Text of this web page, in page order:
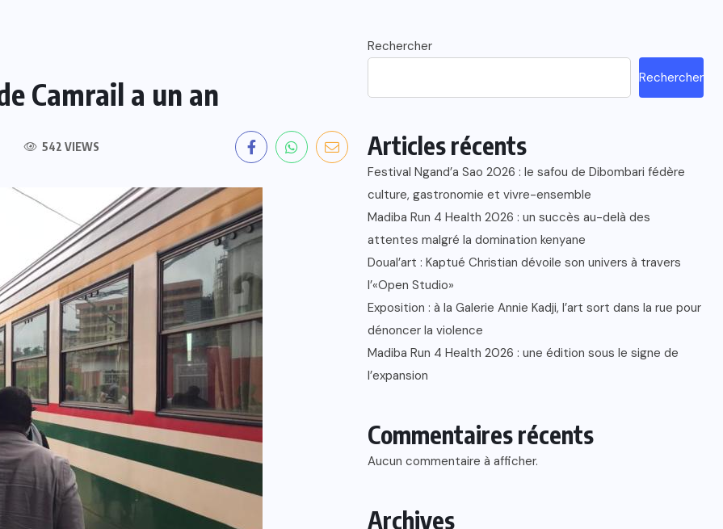
Camrail a un an
542 VIEWS
Rechercher
Rechercher
Articles récents
Festival Ngand’a Sao 2026 : le safou de Dibombari fédère
culture, gastronomie et vivre-ensemble
Madiba Run 4 Health 2026 : un succès au-delà des
attentes malgré la domination kenyane
Doual’art : Kaptué Christian dévoile son univers à travers
l’«Open Studio»
Exposition : à la Galerie Annie Kadji, l’art sort dans la rue pour
dénoncer la violence
Madiba Run 4 Health 2026 : une édition sous le signe de
l’expansion
Commentaires récents
Aucun commentaire à afficher.
Archives